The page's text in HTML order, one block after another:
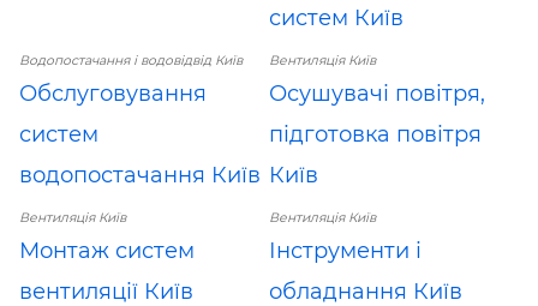
систем Київ
Водопостачання і водовідвід Київ
Обслуговування
систем
водопостачання Київ
Вентиляція Київ
Осушувачі повітря,
підготовка повітря
Київ
Вентиляція Київ
Монтаж систем
вентиляції Київ
Вентиляція Київ
Інструменти і
обладнання Київ